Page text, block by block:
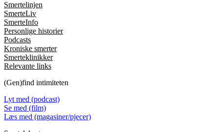
Smertelinjen
SmerteLiv
SmerteInfo
Personlige historier
Podcasts
Kroniske smerter
Smerteklinikker
Relevante links
(Gen)find intimiteten
Lyt med (podcast)
Se med (film)
Læs med (magasiner/pjecer)